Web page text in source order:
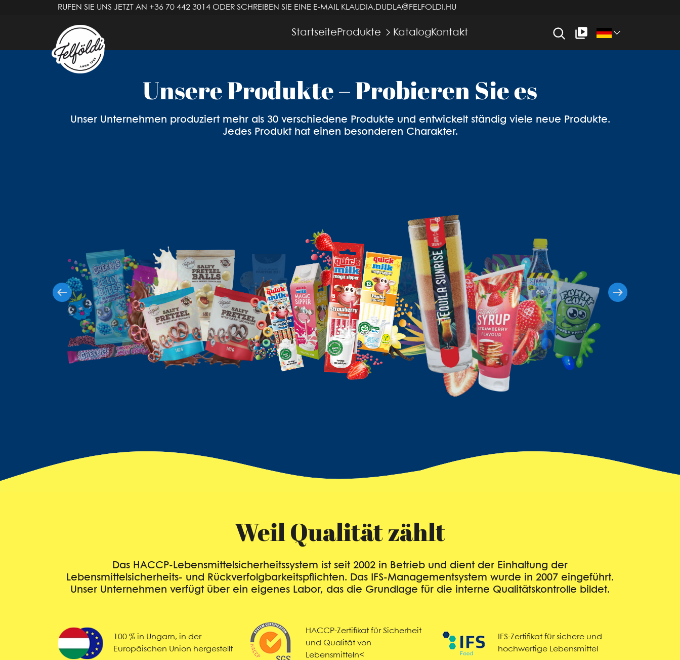
RUFEN SIE UNS JETZT AN +36 70 442 3014 ODER SCHREIBEN SIE EINE E-MAIL KLAUDIA.DUDLA@FELFOLDI.HU
Startseite Produkte Katalog Kontakt
FELFÖLDI
Süßwarenproduktion
Unsere Produkte – Probieren Sie es
Unser Unternehmen produziert mehr als 30 verschiedene Produkte und entwickelt ständig viele neue Produkte.
Jedes Produkt hat einen besonderen Charakter.
Weil Qualität zählt
Das HACCP-Lebensmittelsicherheitssystem ist seit 2002 in Betrieb und dient der Einhaltung der
Lebensmittelsicherheits- und Rückverfolgbarkeitspflichten. Das IFS-Managementsystem wurde in 2007 eingeführt.
Unser Unternehmen verfügt über ein eigenes Labor, das die Grundlage für die interne Qualitätskontrolle bildet.
100 % in Ungarn, in der
Europäischen Union hergestellt
HACCP-Zertifikat für Sicherheit
und Qualität von
Lebensmitteln<
IFS-Zertifikat für sichere und
hochwertige Lebensmittel